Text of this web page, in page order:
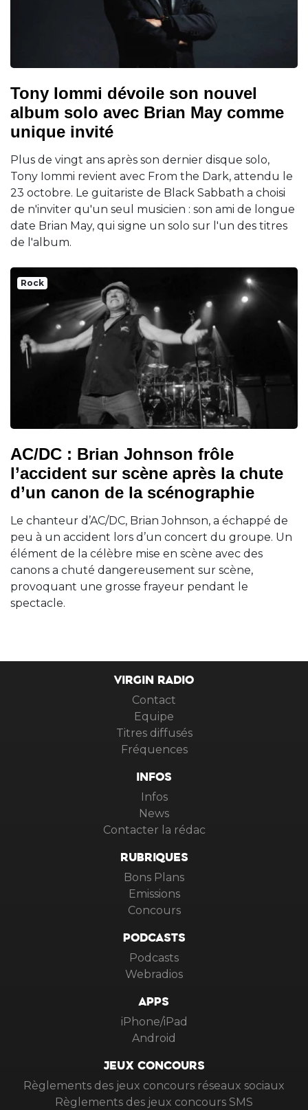
Tony Iommi dévoile son nouvel
album solo avec Brian May comme
unique invité
Plus de vingt ans après son dernier disque solo,
Tony Iommi revient avec From the Dark, attendu le
23 octobre. Le guitariste de Black Sabbath a choisi
de n'inviter qu'un seul musicien : son ami de longue
date Brian May, qui signe un solo sur l'un des titres
de l'album.
Rock
AC/DC : Brian Johnson frôle
l’accident sur scène après la chute
d’un canon de la scénographie
Le chanteur d’AC/DC, Brian Johnson, a échappé de
peu à un accident lors d’un concert du groupe. Un
élément de la célèbre mise en scène avec des
canons a chuté dangereusement sur scène,
provoquant une grosse frayeur pendant le
spectacle.
VIRGIN RADIO
Contact
Equipe
Titres diffusés
Fréquences
INFOS
Infos
News
Contacter la rédac
RUBRIQUES
Bons Plans
Emissions
Concours
PODCASTS
Podcasts
Webradios
APPS
iPhone/iPad
Android
JEUX CONCOURS
Règlements des jeux concours réseaux sociaux
Règlements des jeux concours SMS